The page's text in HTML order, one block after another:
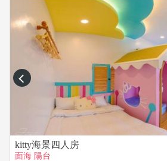
prev
kitty海景四人房
面海 陽台